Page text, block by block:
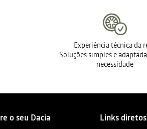
Experiência técnica da
Soluções simples e
necessidade
o seu Dacia Links diretos